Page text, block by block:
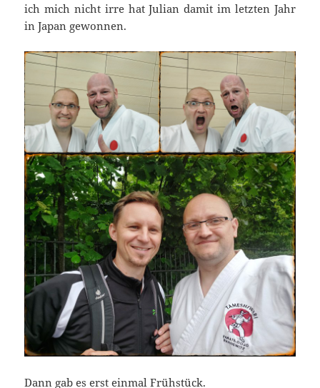
ich mich nicht irre hat Julian damit im letzten Jahr
in Japan gewonnen.
Dann gab es erst einmal Frühstück.